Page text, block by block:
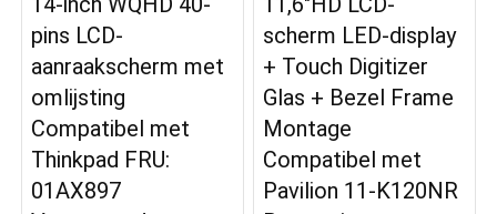
pins LCD-
aanraakscherm met
omlijsting
Compatibel met
Thinkpad FRU:
01AX897
scherm LED-display
+ Touch Digitizer
Glas + Bezel Frame
Montage
Compatibel met
Pavilion 11-K120NR